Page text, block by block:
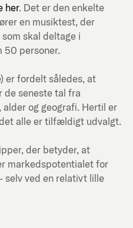
her. Det er den enkelte
en musiktest, der
skal deltage i
50 personer.
er fordelt således, at
seneste tal fra
og geografi. Hertil er
alle er tilfældigt udvalgt.
der betyder, at
markedspotentialet for
selv ved en relativt lille